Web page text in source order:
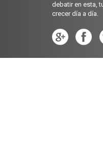
debatir en esta,
crecer día a día.